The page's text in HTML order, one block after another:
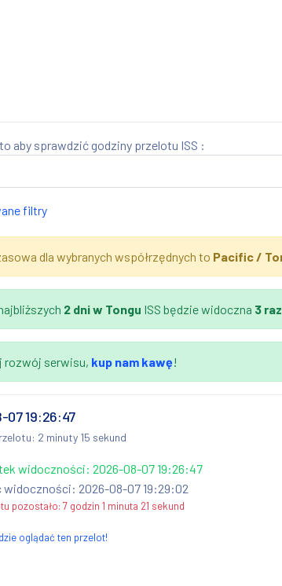
aby sprawdzić godziny przelotu ISS :
filtry
dla wybranych współrzędnych to Pacific /
2 dniw Tongu ISS będzie widoczna 3
rozwój serwisu, kup nam kawę!
07 19:26:47
2 minuty 15 sekund
widoczności: 2026-08-07 19:26:47
widoczności: 2026-08-07 19:29:02
pozostało: 7 godzin 1 minuta 20 sekund
oglądać ten przelot!